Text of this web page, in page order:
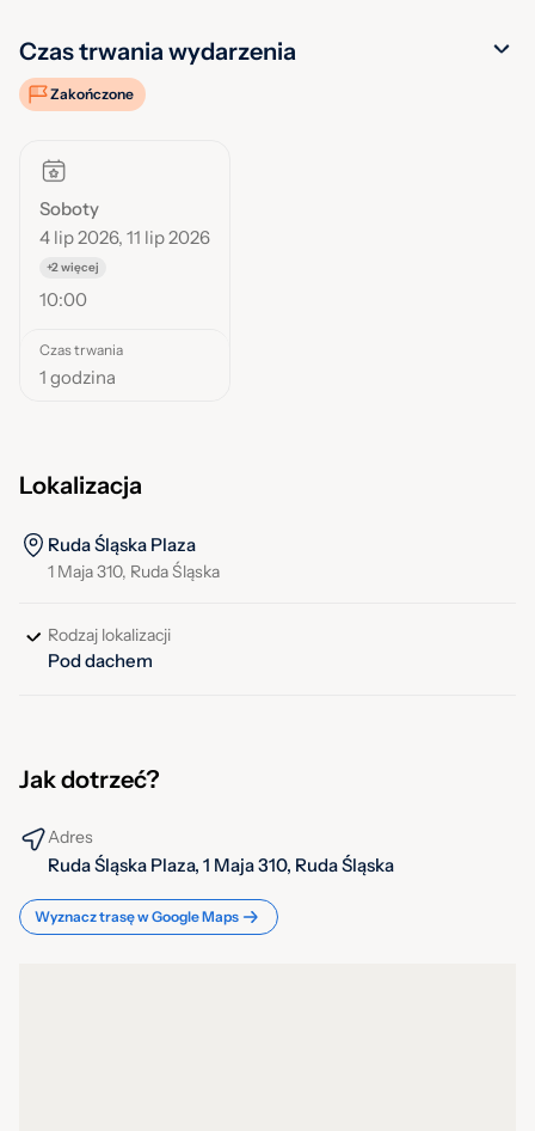
Czas trwania wydarzenia
Zakończone
Soboty
4 lip 2026, 11 lip 2026
+2 więcej
10:00
Czas trwania
1 godzina
Lokalizacja
Ruda Śląska Plaza
1 Maja 310, Ruda Śląska
Rodzaj lokalizacji
Pod dachem
Jak dotrzeć?
Adres
Ruda Śląska Plaza, 1 Maja 310, Ruda Śląska
Wyznacz trasę w Google Maps